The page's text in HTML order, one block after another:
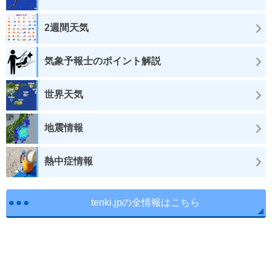
2週間天気
気象予報士のポイント解説
世界天気
地震情報
熱中症情報
tenki.jpの全情報はこちら